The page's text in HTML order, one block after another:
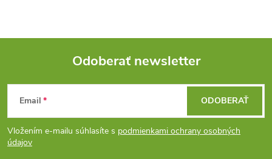
Z
á
p
Odoberať newsletter
Email
Vložením e-mailu súhlasíte s podmienkami ochrany osobných
údajov
ODOBERAŤ